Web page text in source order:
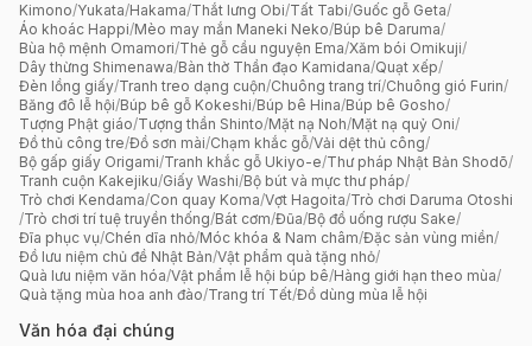
Kimono/Yukata/Hakama/Thắt lưng Obi/Tất Tabi/Guốc gỗ Geta/
Áo khoác Happi/Mèo may mắn Maneki Neko/Búp bê Daruma/
Bùa hộ mệnh Omamori/Thẻ gỗ cầu nguyện Ema/Xăm bói Omikuji/
Dây thừng Shimenawa/Bàn thờ Thần đạo Kamidana/Quạt xếp/
Đèn lồng giấy/Tranh treo dạng cuộn/Chuông trang trí/Chuông gió Furin/
Băng đô lễ hội/Búp bê gỗ Kokeshi/Búp bê Hina/Búp bê Gosho/
Tượng Phật giáo/Tượng thần Shinto/Mặt nạ Noh/Mặt nạ quỷ Oni/
Đồ thủ công tre/Đồ sơn mài/Chạm khắc gỗ/Vải dệt thủ công/
Bộ gấp giấy Origami/Tranh khắc gỗ Ukiyo-e/Thư pháp Nhật Bản Shodō/
Tranh cuộn Kakejiku/Giấy Washi/Bộ bút và mực thư pháp/
Trò chơi Kendama/Con quay Koma/Vợt Hagoita/Trò chơi Daruma Otoshi
/Trò chơi trí tuệ truyền thống/Bát cơm/Đũa/Bộ đồ uống rượu Sake/
Đĩa phục vụ/Chén dĩa nhỏ/Móc khóa & Nam châm/Đặc sản vùng miền/
Đồ lưu niệm chủ đề Nhật Bản/Vật phẩm quà tặng nhỏ/
Quà lưu niệm văn hóa/Vật phẩm lễ hội búp bê/Hàng giới hạn theo mùa/
Quà tặng mùa hoa anh đào/Trang trí Tết/Đồ dùng mùa lễ hội
Văn hóa đại chúng